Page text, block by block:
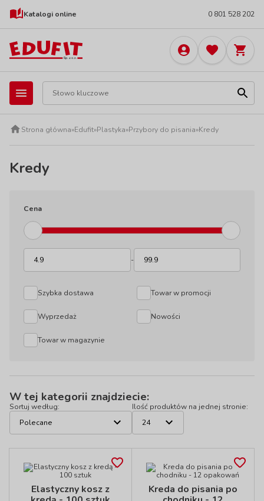
Katalogi online 0 801 528 202
Strona główna»Edufit»Plastyka»Przybory do pisania»Kredy
Kredy
Cena
-
Szybka dostawa Towar w promocji
Wyprzedaż Nowości
Towar w magazynie
W tej kategorii znajdziecie:
Sortuj według: Ilość produktów na jednej stronie:
Elastyczny kosz z
Kreda do pisania po